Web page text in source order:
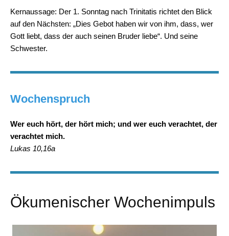
Kernaussage: Der 1. Sonntag nach Trinitatis richtet den Blick
auf den Nächsten: „Dies Gebot haben wir von ihm, dass, wer
Gott liebt, dass der auch seinen Bruder liebe“. Und seine
Schwester.
Wochenspruch
Wer euch hört, der hört mich; und wer euch verachtet, der
verachtet mich.
Lukas 10,16a
Ökumenischer Wochenimpuls